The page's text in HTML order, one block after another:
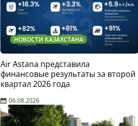
НОВОСТИ КАЗАХСТАНА
Air Astana представила
финансовые результаты за второй
квартал 2026 года
06.08.2026